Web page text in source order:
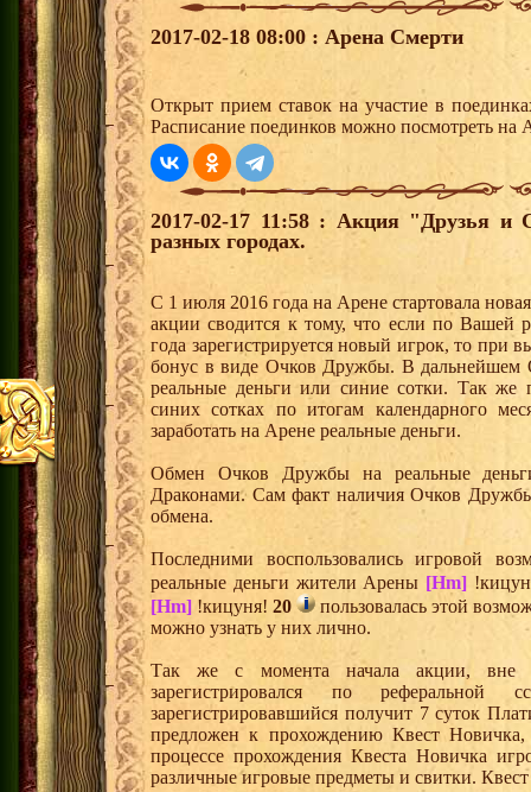
2017-02-18 08:00 : Арена Смерти
Открыт прием ставок на участие в
Расписание поединков можно посмотреть на
2017-02-17 11:58 : Акция "Друзья и
разных городах.
С 1 июля 2016 года на Арене стартовала
акции сводится к тому, что если по Вашей
года зарегистрируется новый игрок, то
бонус в виде Очков Дружбы. В дальнейшем
реальные деньги или синие сотки. Так же
синих сотках по итогам календарного
заработать на Арене реальные деньги.
Обмен Очков Дружбы на реальные деньги
Драконами. Сам факт наличия Очков
обмена.
Последними воспользовались игровой
реальные деньги жители Арены [Hm]
[Hm] !кицуня! 20
пользовалась этой
можно узнать у них лично.
Так же с момента начала акции, вне
зарегистрировался по
зарегистрировавшийся получит 7 суток
предложен к прохождению Квест
процессе прохождения Квеста Новичка
различные игровые предметы и свитки.